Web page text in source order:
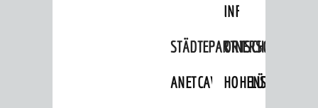
STÄDTEPARTNERSCHAFTEN
ANETCAVAILLON
ORTSCHAFTEN
HOHENSACHSEN